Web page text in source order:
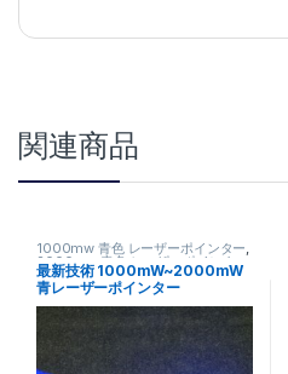
関連商品
1000mw 青色 レーザーポインター,
2000mw 青色 レーザーポインター
最新技術 1000mW~2000mW
青レーザーポインター